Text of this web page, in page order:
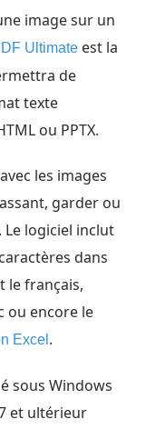
image sur un
Ultimate est la
de
texte
ou PPTX.
les images
garder ou
logiciel inclut
dans
le français,
ou encore le
Excel .
sous Windows
et ultérieur